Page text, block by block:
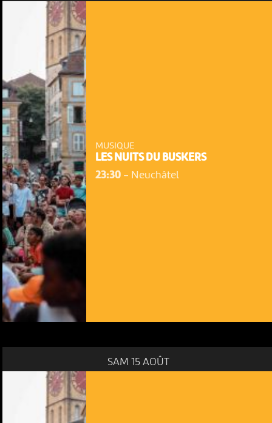
MUSIQUE
LES NUITS DU BUSKERS
23:30- Neuchâtel
SAM 15 AOÛT